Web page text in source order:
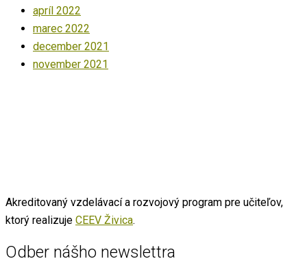
apríl 2022
marec 2022
december 2021
november 2021
Akreditovaný vzdelávací a rozvojový program pre učiteľov,
ktorý realizuje CEEV Živica.
Odber nášho newslettra